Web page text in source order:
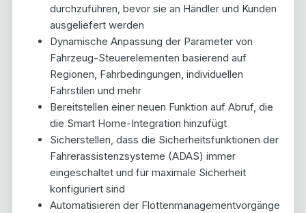
durchzuführen, bevor sie an Händler und Kunden
ausgeliefert werden
Dynamische Anpassung der Parameter von
Fahrzeug-Steuerelementen basierend auf
Regionen, Fahrbedingungen, individuellen
Fahrstilen und mehr
Bereitstellen einer neuen Funktion auf Abruf, die
die Smart Home-Integration hinzufügt
Sicherstellen, dass die Sicherheitsfunktionen der
Fahrerassistenzsysteme (ADAS) immer
eingeschaltet und für maximale Sicherheit
konfiguriert sind
Automatisieren der Flottenmanagementvorgänge